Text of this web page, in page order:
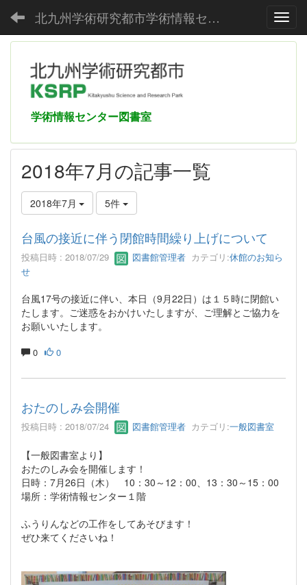
北九州学術研究都市学術情報センター
学術情報センター図書室
2018年7月の記事一覧
2018年7月 5件
台風の接近に伴う閉館時間繰り上げについて
投稿日時 : 2018/07/29 図書館管理者 カテゴリ:休館のお知ら
せ
台風17号の接近に伴い、本日（9月22日）は１５時に閉館い
たします。ご迷惑をおかけいたしますが、ご理解とご協力を
お願いいたします。
0 0
おたのしみ会開催
投稿日時 : 2018/07/24 図書館管理者 カテゴリ:一般図書室
【一般図書室より】
おたのしみ会を開催します！
日時：7月26日（木） 10：30～12：00、13：30～15：00
場所：学術情報センター１階
ふうりんなどの工作をしてあそびます！
ぜひ来てくださいね！